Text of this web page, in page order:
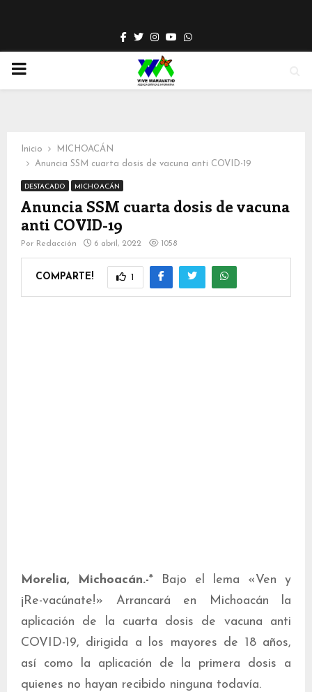
Facebook
TwitterInstagram
YoutubeWhatsapp
PRIMARY
Inicio
MICHOACÁN
Anuncia SSM cuarta dosis de vacuna anti COVID-19
DESTACADO MICHOACÁN
Anuncia SSM cuarta dosis de vacuna
anti COVID-19
Por Redacción 6 abril, 2022 1058
COMPARTE! 1
Morelia, Michoacán.-* Bajo el lema «Ven y
¡Re-vacúnate!» Arrancará en Michoacán la
aplicación de la cuarta dosis de vacuna anti
COVID-19, dirigida a los mayores de 18 años,
así como la aplicación de la primera dosis a
quienes no hayan recibido ninguna todavía.